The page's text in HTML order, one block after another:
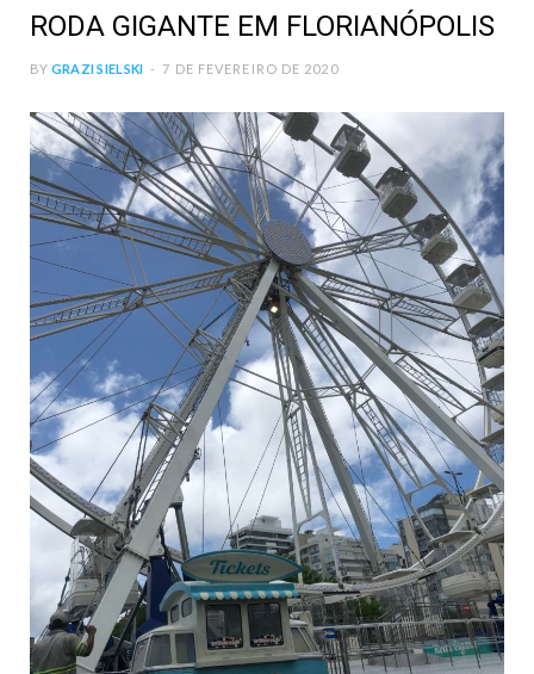
RODA GIGANTE EM FLORIANÓPOLIS
BY GRAZI SIELSKI 7 DE FEVEREIRO DE 2020